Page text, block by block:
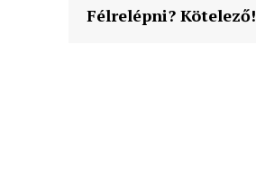
Félrelépni? Kötelező!